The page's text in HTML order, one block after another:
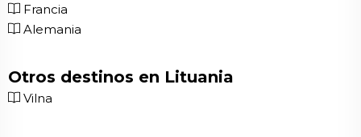
Francia
Alemania
Otros destinos en Lituania
Vilna